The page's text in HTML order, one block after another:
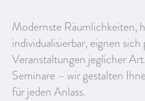
Modernste Räumlichkeiten,
individualisierbar, eignen
Veranstaltungen jeglicher
Seminare – wir gestalten
für jeden Anlass.